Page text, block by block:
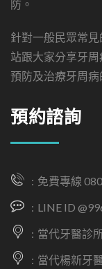
防。
針對一般民眾常
站跟大家分享牙
預防及治療牙周
預約諮詢
免費專線
LINE ID
當代牙醫診
當代楊新牙